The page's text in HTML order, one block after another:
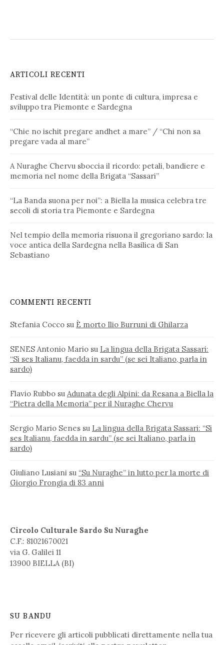
ARTICOLI RECENTI
Festival delle Identità: un ponte di cultura, impresa e
sviluppo tra Piemonte e Sardegna
“Chie no ischit pregare andhet a mare” / “Chi non sa
pregare vada al mare”
A Nuraghe Chervu sboccia il ricordo: petali, bandiere e
memoria nel nome della Brigata “Sassari”
“La Banda suona per noi”: a Biella la musica celebra tre
secoli di storia tra Piemonte e Sardegna
Nel tempio della memoria risuona il gregoriano sardo: la
voce antica della Sardegna nella Basilica di San
Sebastiano
COMMENTI RECENTI
Stefania Cocco su È morto Ilio Burruni di Ghilarza
SENES Antonio Mario su La lingua della Brigata Sassari:
“Si ses Italianu, faedda in sardu” (se sei Italiano, parla in
sardo)
Flavio Rubbo su Adunata degli Alpini: da Resana a Biella la
“Pietra della Memoria” per il Nuraghe Chervu
Sergio Mario Senes su La lingua della Brigata Sassari: “Si
ses Italianu, faedda in sardu” (se sei Italiano, parla in
sardo)
Giuliano Lusiani su “Su Nuraghe” in lutto per la morte di
Giorgio Frongia di 83 anni
Circolo Culturale Sardo Su Nuraghe
C.F.: 81021670021
via G. Galilei 11
13900 BIELLA (BI)
SU BANDU
Per ricevere gli articoli pubblicati direttamente nella tua